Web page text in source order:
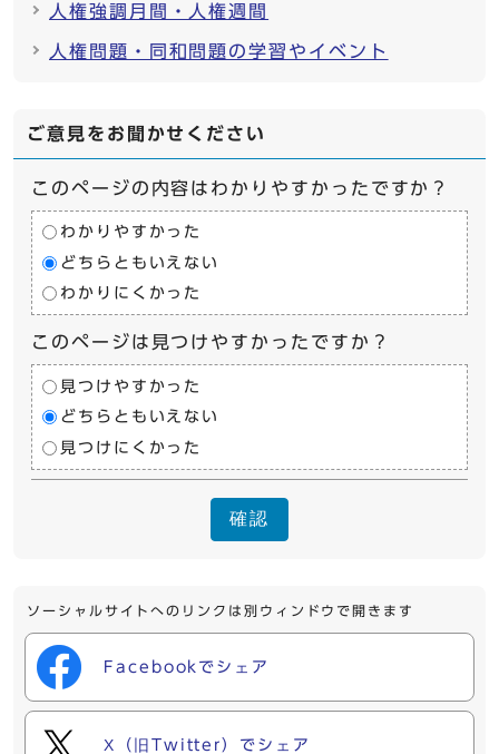
人権強調月間・人権週間
人権問題・同和問題の学習やイベント
ご意見をお聞かせください
このページの内容はわかりやすかったですか？
わかりやすかった
どちらともいえない
わかりにくかった
このページは見つけやすかったですか？
見つけやすかった
どちらともいえない
見つけにくかった
確認
ソーシャルサイトへのリンクは別ウィンドウで開きます
Facebookでシェア
X（旧Twitter）でシェア